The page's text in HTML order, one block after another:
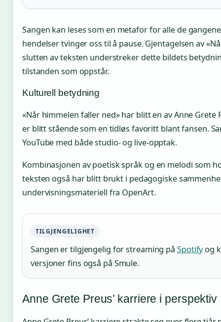
Sangen kan leses som en metafor for alle de
hendelser tvinger oss til å pause. Gjentagelsen av
slutten av teksten understreker dette bildets
tilstanden som oppstår.
Kulturell betydning
«Når himmelen faller ned» har blitt en av Anne Grete
er blitt stående som en tidløs favoritt blant fansen.
YouTube med både studio- og live-opptak.
Kombinasjonen av poetisk språk og en melodi som
teksten også har blitt brukt i pedagogiske
undervisningsmateriell fra OpenArt.
TILGJENGELIGHET
Sangen er tilgjengelig for streaming på Spotifyog
versjoner fins også på Smule.
Anne Grete Preus’ karriere i perspektiv